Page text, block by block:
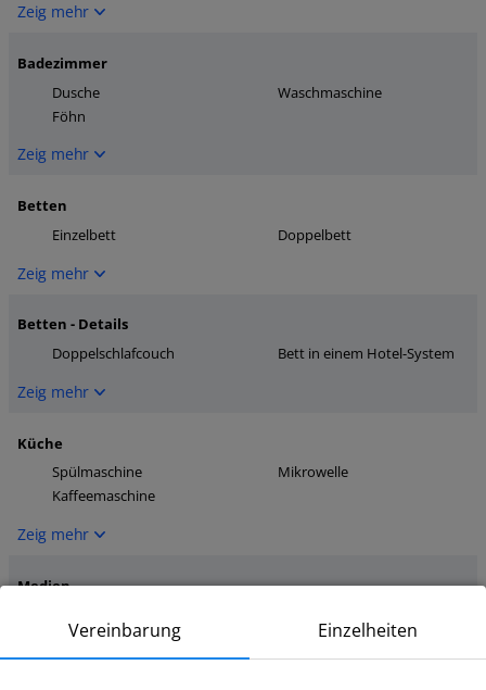
Zeig mehr
Badezimmer
Dusche
Waschmaschine
Föhn
Zeig mehr
Betten
Einzelbett
Doppelbett
Zeig mehr
Betten - Details
Doppelschlafcouch
Bett in einem Hotel-System
Zeig mehr
Küche
Spülmaschine
Mikrowelle
Kaffeemaschine
Zeig mehr
Medien
Smart TV
Vereinbarung Einzelheiten